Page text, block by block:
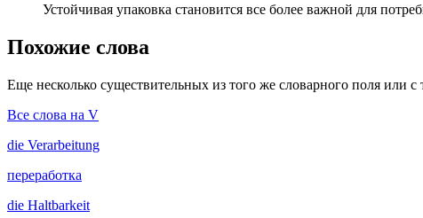
Устойчивая упаковка становится все более важной для
Похожие слова
Еще несколько существительных из того же словарного поля или с
Все слова на V
die Verarbeitung
переработка
die Haltbarkeit